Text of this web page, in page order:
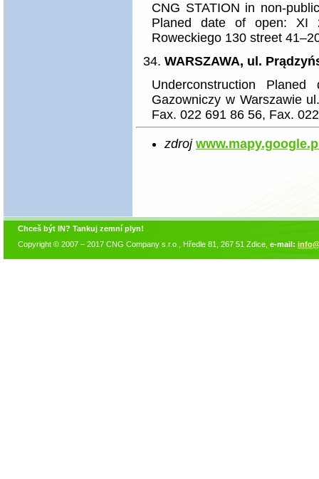
CNG STATION in non-
Planed date of open: XI
Roweckiego 130 street
WARSZAWA, ul.
Underconstruction
Gazowniczy w Warszawie
Fax. 022 691 86 56, Fax.
zdroj
Chceš být IN? Tankuj zemní plyn!
Copyright © 2007 – 2017 CNG Company s.r.o., Hředle 81, 267 51 Zdice, e-mail: